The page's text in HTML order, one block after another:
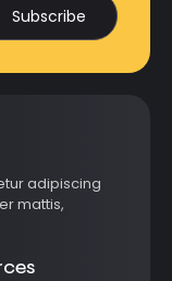
Subscribe
adipiscing
mattis,